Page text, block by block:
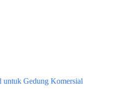
Gedung Komersial